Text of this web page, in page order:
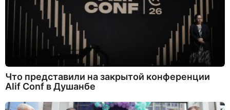
Что представили на закрытой конференции
Alif Conf в Душанбе